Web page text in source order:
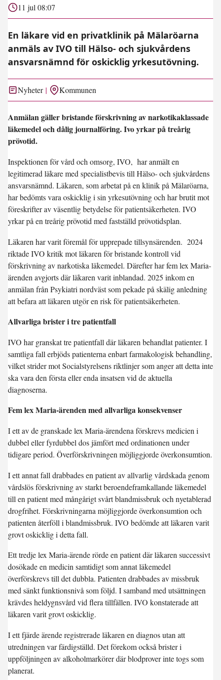
11 jul 08:07
En läkare vid en privatklinik på Mälaröarna
anmäls av IVO till Hälso- och sjukvårdens
ansvarsnämnd för oskicklig yrkesutövning.
Nyheter Kommunen
Anmälan gäller bristande förskrivning av narkotikaklassade
läkemedel och dålig journalföring. Ivo yrkar på treårig
prövotid.
Inspektionen för vård och omsorg, IVO, har anmält en
legitimerad läkare med specialistbevis till Hälso- och sjukvårdens
ansvarsnämnd. Läkaren, som arbetat på en klinik på Mälaröarna,
har bedömts vara oskicklig i sin yrkesutövning och har brutit mot
föreskrifter av väsentlig betydelse för patientsäkerheten. IVO
yrkar på en treårig prövotid med fastställd prövotidsplan.
Läkaren har varit föremål för upprepade tillsynsärenden. 2024
riktade IVO kritik mot läkaren för bristande kontroll vid
förskrivning av narkotiska läkemedel. Därefter har fem lex Maria-
ärenden avgjorts där läkaren varit inblandad. 2025 inkom en
anmälan från Psykiatri nordväst som pekade på skälig anledning
att befara att läkaren utgör en risk för patientsäkerheten.
Allvarliga brister i tre patientfall
IVO har granskat tre patientfall där läkaren behandlat patienter. I
samtliga fall erbjöds patienterna enbart farmakologisk behandling,
vilket strider mot Socialstyrelsens riktlinjer som anger att detta inte
ska vara den första eller enda insatsen vid de aktuella
diagnoserna.
Fem lex Maria-ärenden med allvarliga konsekvenser
I ett av de granskade lex Maria-ärendena förskrevs medicien i
dubbel eller fyrdubbel dos jämfört med ordinationen under
tidigare period. Överförskrivningen möjliggjorde överkonsumtion.
I ett annat fall drabbades en patient av allvarlig vårdskada genom
vårdslös förskrivning av starkt beroendeframkallande läkemedel
till en patient med mångårigt svårt blandmissbruk och nyetablerad
drogfrihet. Förskrivningarna möjliggjorde överkonsumtion och
patienten återföll i blandmissbruk. IVO bedömde att läkaren varit
grovt oskicklig i detta fall.
Ett tredje lex Maria-ärende rörde en patient där läkaren successivt
dosökade en medicin samtidigt som annat läkemedel
överförskrevs till det dubbla. Patienten drabbades av missbruk
med sänkt funktionsnivå som följd. I samband med utsättningen
krävdes heldygnsvård vid flera tillfällen. IVO konstaterade att
läkaren varit grovt oskicklig.
I ett fjärde ärende registrerade läkaren en diagnos utan att
utredningen var färdigställd. Det förekom också brister i
uppföljningen av alkoholmarkörer där blodprover inte togs som
planerat.